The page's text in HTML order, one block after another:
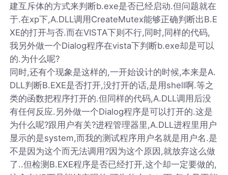
建互斥体的方式来判断b.exe是否已经启动.但问题就在
于.在xp下,A.DLL调用CreateMutex能够正确判断出B.E
XE的打开与否.而在VISTA下则不行,同时,同样的代码,
我另外做一个Dialog程序在vista下判断b.exe却是可以
的.为什么呢?
同时,还有个现象是这样的,一开始设计的时候,本来是A.
DLL判断B.EXE是否打开,没打开的话,是用shell啊.等之
类的函数把程序打开的.但同样的代码,A.DLL调用后没
有任何反应.另外做一个Dialog程序是可以打开的.这是
为什么呢?跟用户有关?进程管理器里,A.DLL进程里用户
显示的是system,而我的测试程序用户名就是用户名.是
不是因为这个而无法调用?因为这个原因,就放弃这么做
了..但检测B.EXE程序是否已经打开,这个却一定要做的,